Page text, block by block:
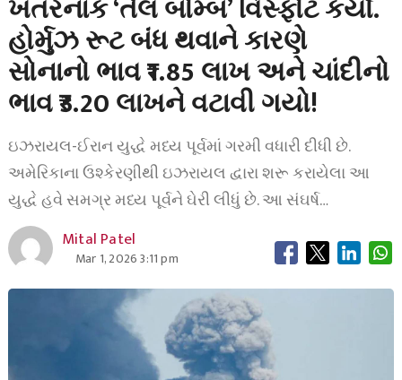
ખતરનાક ‘તેલ બોમ્બ’ વિસ્ફોટ કર્યો.
હોર્મુઝ રૂટ બંધ થવાને કારણે
સોનાનો ભાવ ₹1.85 લાખ અને ચાંદીનો
ભાવ ₹3.20 લાખને વટાવી ગયો!
ઇઝરાયલ-ઈરાન યુદ્ધે મધ્ય પૂર્વમાં ગરમી વધારી દીધી છે.
અમેરિકાના ઉશ્કેરણીથી ઇઝરાયલ દ્વારા શરૂ કરાયેલા આ
યુદ્ધે હવે સમગ્ર મધ્ય પૂર્વને ઘેરી લીધું છે. આ સંઘર્ષ…
Mital Patel
Mar 1, 2026 3:11 pm